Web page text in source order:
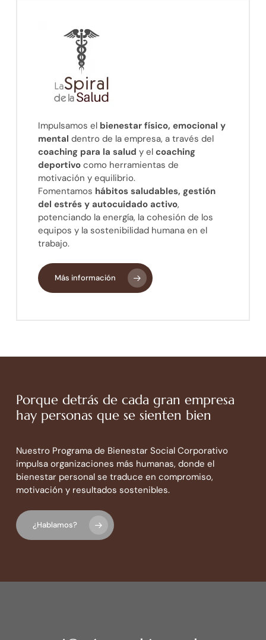
Impulsamos el bienestar físico, emocional y
mental dentro de la empresa, a través del
coaching para la salud y elcoaching
deportivo como herramientas de
motivación y equilibrio.
Fomentamos hábitos saludables, gestión
del estrés y autocuidado activo,
potenciando la energía, la cohesión de los
equipos y la sostenibilidad humana en el
trabajo.
Más información
Porque detrás de cada gran empresa
hay personas que se sienten bien
Nuestro Programa de Bienestar Social Corporativo
impulsa organizaciones más humanas, donde el
bienestar personal se traduce en compromiso,
motivación y resultados sostenibles.
¿Hablamos?